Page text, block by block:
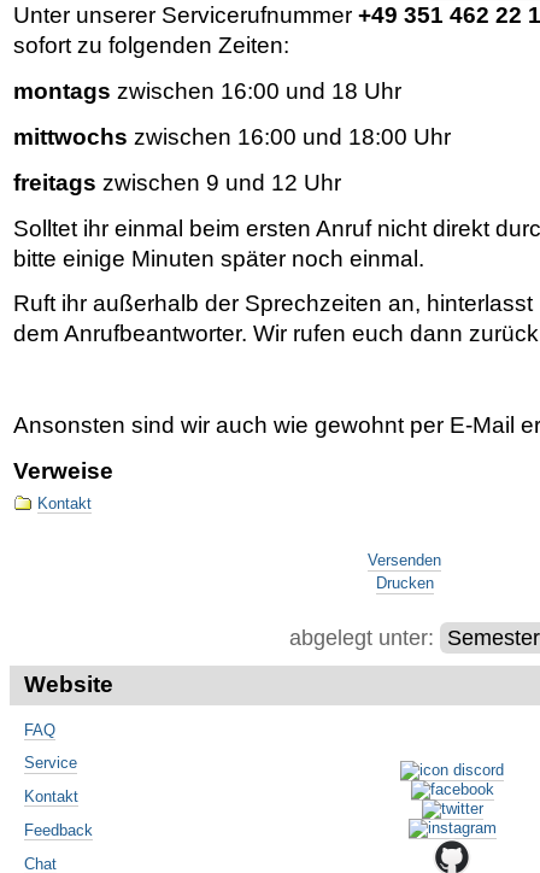
Unter unserer Servicerufnummer +49 351 462 22
sofort zu folgenden Zeiten:
montags zwischen 16:00 und 18 Uhr
mittwochs zwischen 16:00 und 18:00 Uhr
freitags zwischen 9 und 12 Uhr
Solltet ihr einmal beim ersten Anruf nicht direkt
bitte einige Minuten später noch einmal.
Ruft ihr außerhalb der Sprechzeiten an,
dem Anrufbeantworter. Wir rufen euch dann
Ansonsten sind wir auch wie gewohnt per E-Mail
Verweise
Kontakt
Versenden
Drucken
abgelegt unter:
Website
FAQ
Service
Kontakt
Feedback
Chat